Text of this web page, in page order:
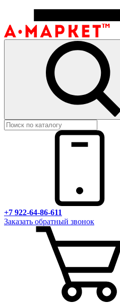
+7 922-64-86-611
Заказать обратный звонок